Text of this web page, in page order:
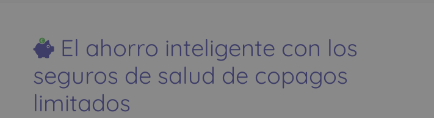
El ahorro inteligente con los
seguros de salud de copagos
limitados